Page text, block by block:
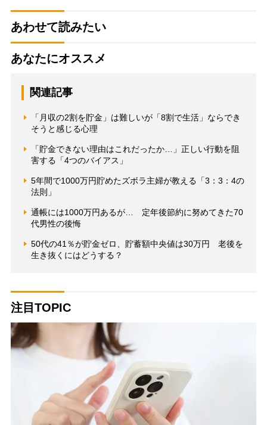
あわせて読みたい
あなたにオススメ
関連記事
「月収の2割を貯金」は難しいが「8割で生活」ならでき
そうと感じる心理
「貯金できない理由はこれだったか…」正しい行動を阻
害する「4つのバイアス」
5年間で1000万円貯めたズボラ主婦が教える「3：3：4の
法則」
通帳には1000万円あるが… 定年後節約に努めてきた70
代男性の後悔
50代の41％が貯金ゼロ、貯蓄額中央値は30万円 老後を
生き抜くにはどうする？
注目TOPIC